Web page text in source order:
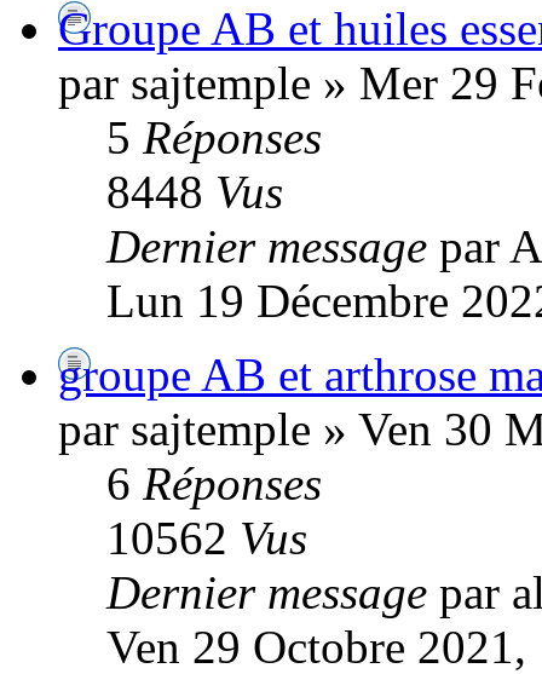
Groupe AB et huiles
par sajtemple » Mer 29
5 Réponses
8448 Vus
Dernier message par
Lun 19 Décembre
groupe AB et arthrose
par sajtemple » Ven 30
6 Réponses
10562 Vus
Dernier message par
Ven 29 Octobre 2021,